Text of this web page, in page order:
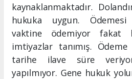
kaynaklanmaktadır.
hukuka uygun.
vaktine ödemiyor fakat
imtiyazlar tanımış.
tarihe ilave süre
yapılmıyor. Gene hukuk